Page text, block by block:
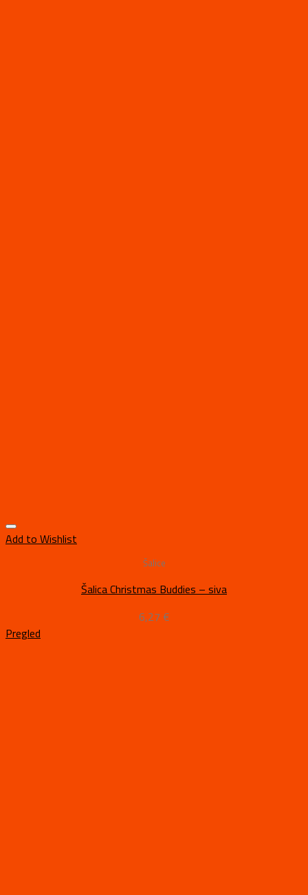
Add to Wishlist
Šalice
Šalica Christmas Buddies – siva
6,27 €
Pregled